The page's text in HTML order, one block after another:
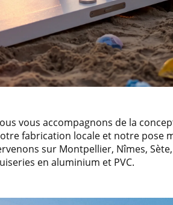
vous accompagnons de la
fabrication locale et notre pose
sur Montpellier, Nîmes,
en aluminium et PVC.